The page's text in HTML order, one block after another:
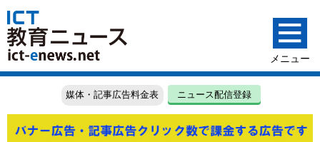
媒体・記事広告料金表 ニュース配信登録